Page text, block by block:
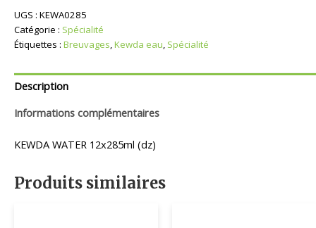
Eau
UGS : KEWA0285
Catégorie : Spécialité
Étiquettes : Breuvages,Kewda eau, Spécialité
Description
Informations complémentaires
KEWDA WATER 12x285ml (dz)
Produits similaires